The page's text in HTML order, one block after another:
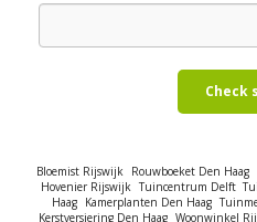
Check
Bloemist Rijswijk Rouwboeket Den Haag
Hovenier Rijswijk Tuincentrum Delft
Haag Kamerplanten Den Haag
Kerstversiering Den Haag Woonwinkel